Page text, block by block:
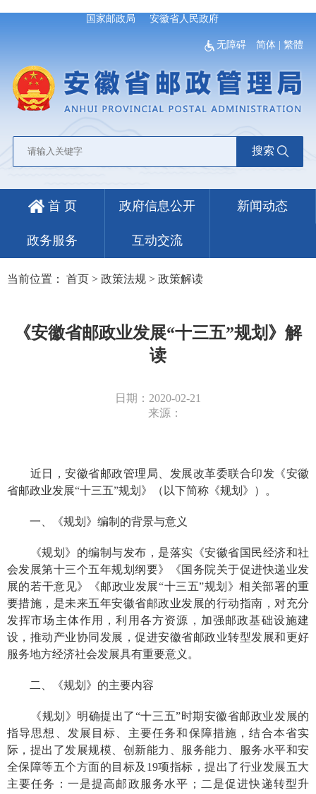
国家邮政局 安徽省人民政府
无障碍 简体 |繁體
搜索
首 页 政府信息公开 新闻动态
政务服务 互动交流
当前位置： 首页 > 政策法规 > 政策解读
《安徽省邮政业发展“十三五”规划》解
读
日期：2020-02-21
来源：
近日，安徽省邮政管理局、发展改革委联合印发《安徽
省邮政业发展“十三五”规划》（以下简称《规划》）。
一、《规划》编制的背景与意义
《规划》的编制与发布，是落实《安徽省国民经济和社
会发展第十三个五年规划纲要》《国务院关于促进快递业发
展的若干意见》《邮政业发展“十三五”规划》相关部署的重
要措施，是未来五年安徽省邮政业发展的行动指南，对充分
发挥市场主体作用，利用各方资源，加强邮政基础设施建
设，推动产业协同发展，促进安徽省邮政业转型发展和更好
服务地方经济社会发展具有重要意义。
二、《规划》的主要内容
《规划》明确提出了“十三五”时期安徽省邮政业发展的
指导思想、发展目标、主要任务和保障措施，结合本省实
际，提出了发展规模、创新能力、服务能力、服务水平和安
全保障等五个方面的目标及 19项指标，提出了行业发展五大
主要任务：一是提高邮政服务水平；二是促进快递转型升